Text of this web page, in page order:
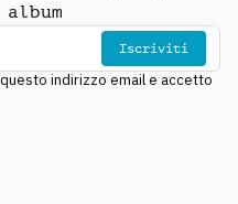
Iscriviti
indirizzo email e accetto